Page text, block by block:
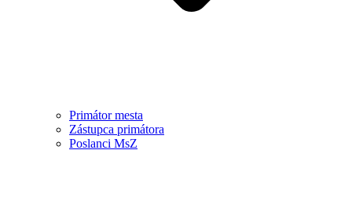
Primátor mesta
Zástupca primátora
Poslanci MsZ